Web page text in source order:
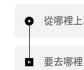
從哪裡上
要去哪裡